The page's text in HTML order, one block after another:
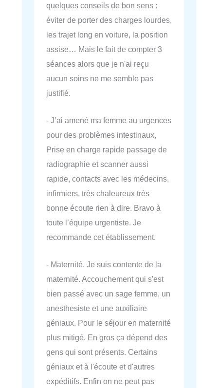
quelques conseils de bon sens :
éviter de porter des charges lourdes,
les trajet long en voiture, la position
assise… Mais le fait de compter 3
séances alors que je n'ai reçu
aucun soins ne me semble pas
justifié.
- J’ai amené ma femme au urgences
pour des problèmes intestinaux,
Prise en charge rapide passage de
radiographie et scanner aussi
rapide, contacts avec les médecins,
infirmiers, très chaleureux très
bonne écoute rien à dire. Bravo à
toute l’équipe urgentiste. Je
recommande cet établissement.
- Maternité. Je suis contente de la
maternité. Accouchement qui s'est
bien passé avec un sage femme, un
anesthesiste et une auxiliaire
géniaux. Pour le séjour en maternité
plus mitigé. En gros ça dépend des
gens qui sont présents. Certains
géniaux et à l'écoute et d'autres
expéditifs. Enfin on ne peut pas